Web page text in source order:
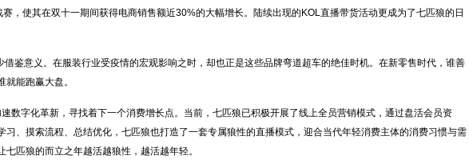
赛，使其在双十一期间获得电商销售额近30%的大幅增长。陆续出现的KOL直播带货活动更成为了七匹狼的日
鉴意义。在服装行业受疫情的宏观影响之时，却也正是这些品牌弯道超车的绝佳时机。在新零售时代，谁善
能跑赢大盘。
字化革新，寻找着下一个消费增长点。当前，七匹狼已积极开展了线上全员营销模式，通过盘活会员资
习、摸索流程、总结优化，七匹狼也打造了一套专属狼性的直播模式，迎合当代年轻消费主体的消费习惯与需
匹狼的而立之年越活越狼性，越活越年轻。